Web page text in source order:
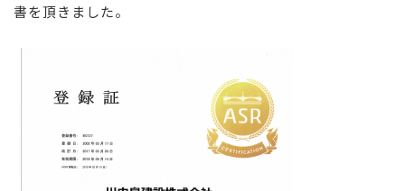
書を頂きました。